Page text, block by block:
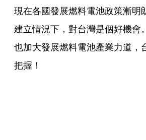
現在各國發展燃料電池政策漸明
建立情況下，對台灣是個好機會
也加大發展燃料電池產業力道，
把握！